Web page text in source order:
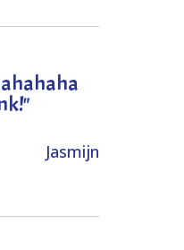
"
Jasmijn